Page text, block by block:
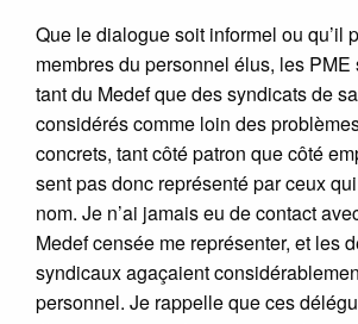
Que le dialogue soit informel ou qu’il
membres du personnel élus, les PME
tant du Medef que des syndicats de
considérés comme loin des
concrets, tant côté patron que côté
sent pas donc représenté par ceux
nom. Je n’ai jamais eu de contact
Medef censée me représenter, et les
syndicaux agaçaient
personnel. Je rappelle que ces